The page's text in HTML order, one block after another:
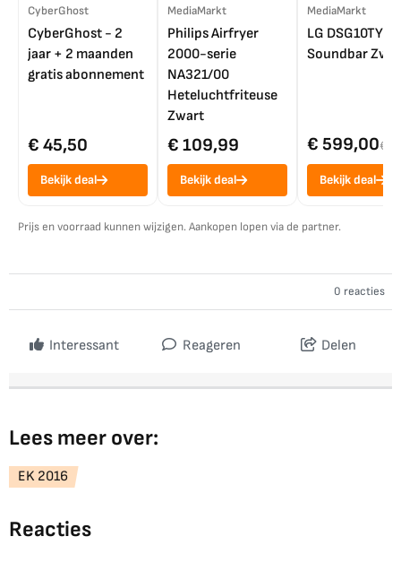
CyberGhost
CyberGhost - 2
jaar + 2 maanden
gratis abonnement
€ 45,50
Bekijk deal
MediaMarkt
Philips Airfryer
2000-serie
NA321/00
Heteluchtfriteuse
Zwart
€ 109,99
Bekijk deal
MediaMarkt
LG DSG10TY
Soundbar
€ 599,00€
Bekijk deal
Prijs en voorraad kunnen wijzigen. Aankopen lopen via de partner.
0 reacties
Interessant Reageren Delen
Lees meer over:
EK 2016
Reacties